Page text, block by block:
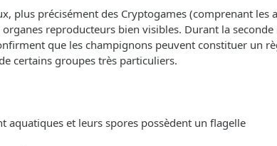
plus précisément des Cryptogames (comprenant les
reproducteurs bien visibles. Durant la
que les champignons peuvent constituer un
certains groupes très particuliers.
aquatiques et leurs spores possèdent un flagelle